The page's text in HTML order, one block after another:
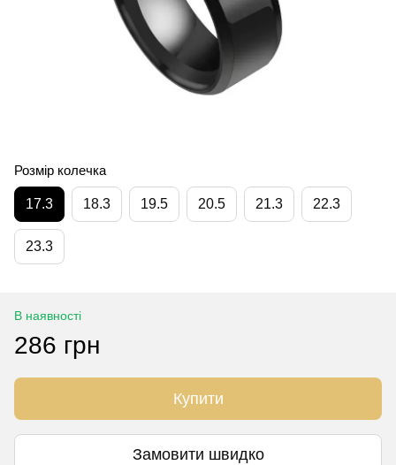
Розмір колечка
17.3 18.3 19.5 20.5 21.3 22.3
23.3
В наявності
286 грн
Купити
Замовити швидко